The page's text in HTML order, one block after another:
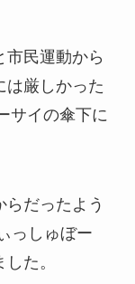
市民運動から
は厳しかった
サイの傘下に
だったよう
っしゅぼー
た。